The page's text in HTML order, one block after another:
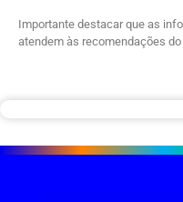
Importante destacar que as
atendem às recomendações